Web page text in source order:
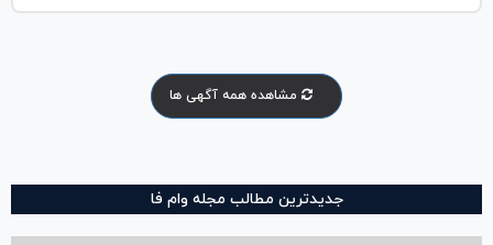
مشاهده همه آگهی ها
جدیدترین مطالب مجله وام فا